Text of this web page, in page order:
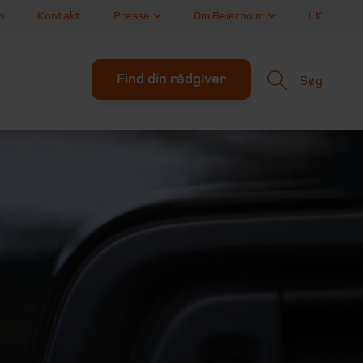
Kontakt Presse Om Beierholm UK
Find din rådgiver Søg